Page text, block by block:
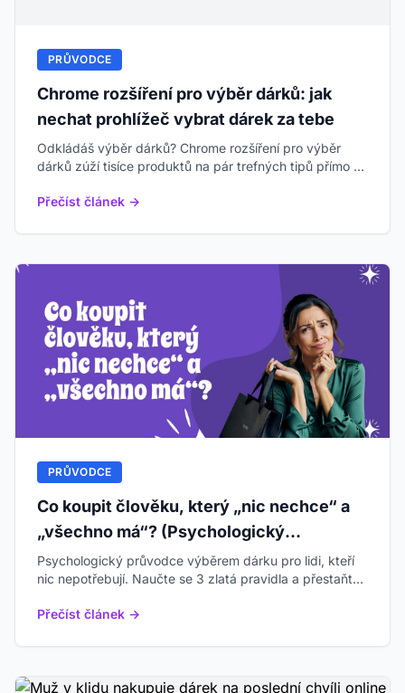
PRŮVODCE
Chrome rozšíření pro výběr dárků: jak
nechat prohlížeč vybrat dárek za tebe
Odkládáš výběr dárků? Chrome rozšíření pro výběr
dárků zúží tisíce produktů na pár trefných tipů přímo v
záleží.
Přečíst článek →
PRŮVODCE
Co koupit člověku, který „nic nechce“ a
„všechno má“? (Psychologický
průvodce)
Psychologický průvodce výběrem dárku pro lidi, kteří
nic nepotřebují. Naučte se 3 zlatá pravidla a přestaňte
Přečíst článek →